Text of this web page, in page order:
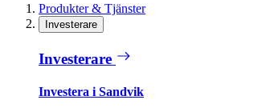
Produkter & Tjänster
Investerare
Investerare
Investera i Sandvik